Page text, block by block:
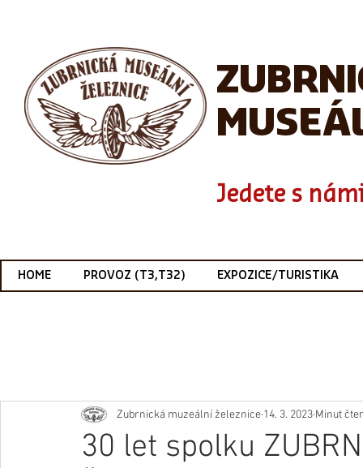
Jedete s
HOME PROVOZ (T3,T32) EXPOZICE/TURISTIKA
30 let spolku
Zubrnická muzeální železnice 14. 3. 2023 Minut